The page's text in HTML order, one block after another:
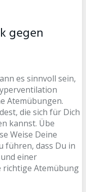
gegen
es sinnvoll sein,
Atemübungen.
die sich für Dich
kannst. Übe
Weise Deine
führen, dass Du in
einer
richtige Atemübung